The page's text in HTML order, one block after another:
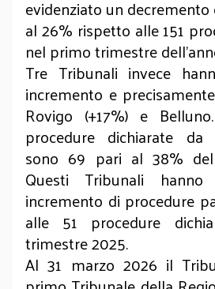
evidenziato un
al 26% rispetto alle 151
nel primo trimestre
Tre Tribunali invece
incremento e
Rovigo (+17%) e
procedure dichiarate da
sono 69 pari al 38%
Questi Tribunali hanno
incremento di procedure
alle 51 procedure
trimestre 2025.
Al 31 marzo 2026 il